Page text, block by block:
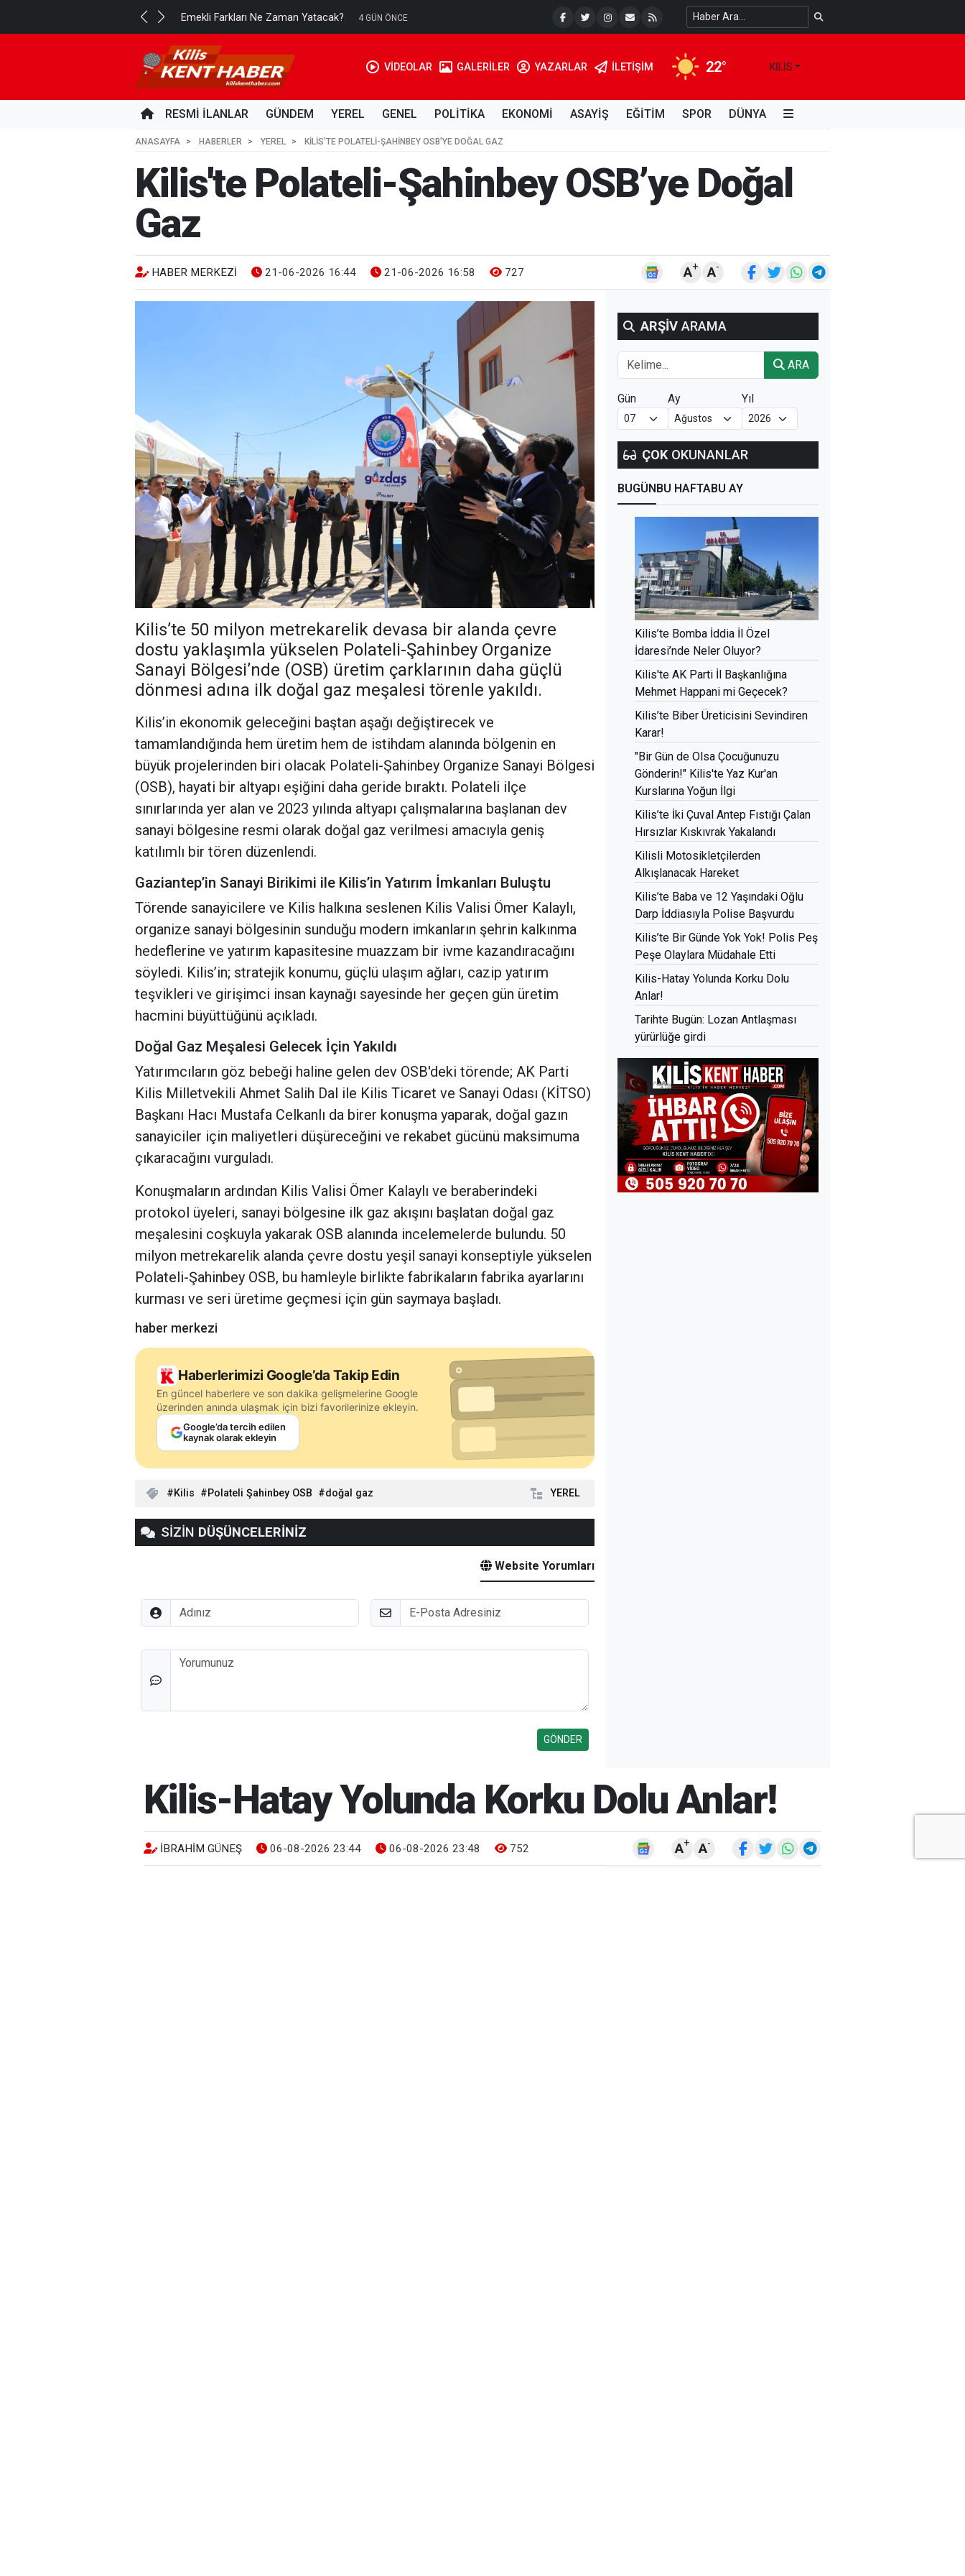
Emekli Farkları Ne Zaman Yatacak? 4 GÜN ÖNCE Su Kuyusu Temiz Suya Erişimde Kalıcı Bir Çözüm
VİDEOLAR GALERİLER YAZARLAR İLETIŞIM 22° KILIS
RESMİ İLANLAR GÜNDEM YEREL GENEL POLİTİKA EKONOMİ ASAYİŞ EĞİTİM SPOR DÜNYA
ANASAYFA HABERLER YEREL KILIS'TE POLATELI-ŞAHINBEY OSB’YE DOĞAL GAZ
Kilis'te Polateli-Şahinbey OSB’ye Doğal
Gaz
HABER MERKEZI 21-06-2026 16:44 21-06-2026 16:58 727 A+ A-
Kilis’te 50 milyon metrekarelik devasa bir alanda çevre
dostu yaklaşımla yükselen Polateli-Şahinbey Organize
Sanayi Bölgesi’nde (OSB) üretim çarklarının daha güçlü
dönmesi adına ilk doğal gaz meşalesi törenle yakıldı.
Kilis’in ekonomik geleceğini baştan aşağı değiştirecek ve
tamamlandığında hem üretim hem de istihdam alanında bölgenin en
büyük projelerinden biri olacak Polateli-Şahinbey Organize Sanayi Bölgesi
(OSB), hayati bir altyapı eşiğini daha geride bıraktı. Polateli ilçe
sınırlarında yer alan ve 2023 yılında altyapı çalışmalarına başlanan dev
sanayi bölgesine resmi olarak doğal gaz verilmesi amacıyla geniş
katılımlı bir tören düzenlendi.
Gaziantep’in Sanayi Birikimi ile Kilis’in Yatırım İmkanları Buluştu
Törende sanayicilere ve Kilis halkına seslenen Kilis Valisi Ömer Kalaylı,
organize sanayi bölgesinin sunduğu modern imkanların şehrin kalkınma
hedeflerine ve yatırım kapasitesine muazzam bir ivme kazandıracağını
söyledi. Kilis’in; stratejik konumu, güçlü ulaşım ağları, cazip yatırım
teşvikleri ve girişimci insan kaynağı sayesinde her geçen gün üretim
hacmini büyüttüğünü açıkladı.
Doğal Gaz Meşalesi Gelecek İçin Yakıldı
Yatırımcıların göz bebeği haline gelen dev OSB'deki törende; AK Parti
Kilis Milletvekili Ahmet Salih Dal ile Kilis Ticaret ve Sanayi Odası (KİTSO)
Başkanı Hacı Mustafa Celkanlı da birer konuşma yaparak, doğal gazın
sanayiciler için maliyetleri düşüreceğini ve rekabet gücünü maksimuma
çıkaracağını vurguladı.
Konuşmaların ardından Kilis Valisi Ömer Kalaylı ve beraberindeki
protokol üyeleri, sanayi bölgesine ilk gaz akışını başlatan doğal gaz
meşalesini coşkuyla yakarak OSB alanında incelemelerde bulundu. 50
milyon metrekarelik alanda çevre dostu yeşil sanayi konseptiyle yükselen
Polateli-Şahinbey OSB, bu hamleyle birlikte fabrikaların fabrika ayarlarını
kurması ve seri üretime geçmesi için gün saymaya başladı.
haber merkezi
Haberlerimizi Google’da Takip Edin
En güncel haberlere ve son dakika gelişmelerine Google
üzerinden anında ulaşmak için bizi favorilerinize ekleyin.
Google’da tercih edilen
kaynak olarak ekleyin
Kilis Polateli Şahinbey OSB doğal gaz YEREL
SİZİN DÜŞÜNCELERİNİZ
Website Yorumları
Adınız E-Posta
Düşünceleriniz
ARŞİV ARAMA
ARA
Gün Ay Yıl
ÇOK OKUNANLAR
BUGÜNBU HAFTABU AY
Kilis’te Bomba İddia İl Özel
İdaresi’nde Neler Oluyor?
Kilis'te AK Parti İl Başkanlığına
Mehmet Happani mi Geçecek?
Kilis’te Biber Üreticisini Sevindiren
Karar!
"Bir Gün de Olsa Çocuğunuzu
Gönderin!" Kilis'te Yaz Kur'an
Kurslarına Yoğun İlgi
Kilis’te İki Çuval Antep Fıstığı Çalan
Hırsızlar Kıskıvrak Yakalandı
Kilisli Motosikletçilerden
Alkışlanacak Hareket
Kilis’te Baba ve 12 Yaşındaki Oğlu
Darp İddiasıyla Polise Başvurdu
Kilis’te Bir Günde Yok Yok! Polis Peş
Peşe Olaylara Müdahale Etti
Kilis-Hatay Yolunda Korku Dolu
Anlar!
Tarihte Bugün: Lozan Antlaşması
yürürlüğe girdi
Kilis-Hatay Yolunda Korku Dolu Anlar!
İBRAHIM GÜNEŞ 06-08-2026 23:44 06-08-2026 23:48 752 A+ A-